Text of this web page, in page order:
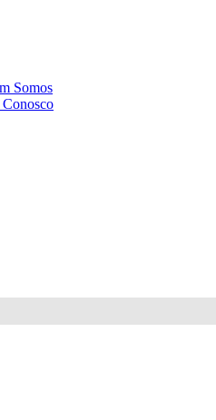
Somos
Conosco